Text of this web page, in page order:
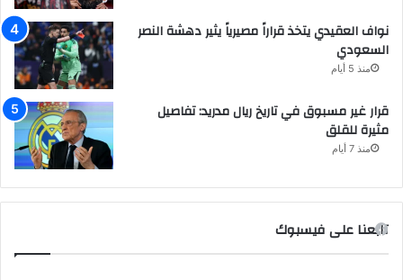
نواف العقيدي يتخذ قراراً مصيرياً يثير دهشة النصر
السعودي
منذ 5 أيام
قرار غير مسبوق في تاريخ ريال مدريد: تفاصيل
مثيرة للقلق
منذ 7 أيام
تابعنا على فيسبوك